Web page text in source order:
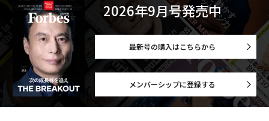
2026年9月号発売中
最新号の購入はこちらから
メンバーシップに登録する